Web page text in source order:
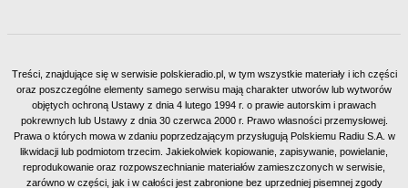
Treści, znajdujące się w serwisie polskieradio.pl, w tym wszystkie materiały i ich części
oraz poszczególne elementy samego serwisu mają charakter utworów lub wytworów
objętych ochroną Ustawy z dnia 4 lutego 1994 r. o prawie autorskim i prawach
pokrewnych lub Ustawy z dnia 30 czerwca 2000 r. Prawo własności przemysłowej.
Prawa o których mowa w zdaniu poprzedzającym przysługują Polskiemu Radiu S.A. w
likwidacji lub podmiotom trzecim. Jakiekolwiek kopiowanie, zapisywanie, powielanie,
reprodukowanie oraz rozpowszechnianie materiałów zamieszczonych w serwisie,
zarówno w części, jak i w całości jest zabronione bez uprzedniej pisemnej zgody